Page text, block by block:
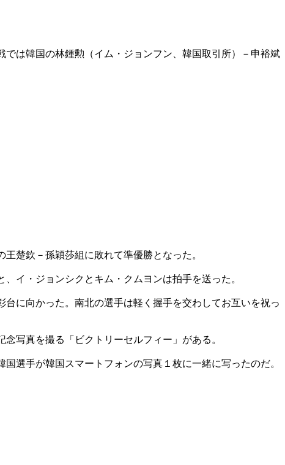
は韓国の林鍾勲（イム・ジョンフン、韓国取引所）－申裕斌
楚欽－孫穎莎組に敗れて準優勝となった。
イ・ジョンシクとキム・クムヨンは拍手を送った。
に向かった。南北の選手は軽く握手を交わしてお互いを祝っ
写真を撮る「ビクトリーセルフィー」がある。
選手が韓国スマートフォンの写真１枚に一緒に写ったのだ。